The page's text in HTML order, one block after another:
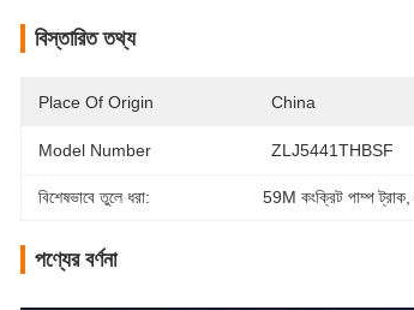
বিস্তারিত তথ্য
Place Of Origin China
Model Number ZLJ5441THBSF
বিশেষভাবে তুলে ধরা: 59M কংক্রিট পাম্প ট্রাক
পণ্যের বর্ণনা